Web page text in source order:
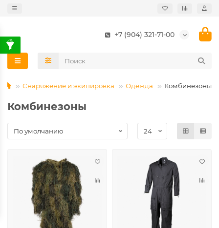
+7 (904) 321-71-00
Снаряжение и экипировка Одежда Комбинезоны
Комбинезоны